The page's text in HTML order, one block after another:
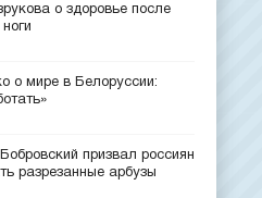
о здоровье после
о мире в Белоруссии:
призвал россиян
разрезанные арбузы